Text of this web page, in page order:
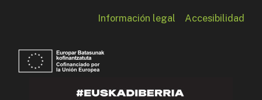
Información legal Accesibilidad